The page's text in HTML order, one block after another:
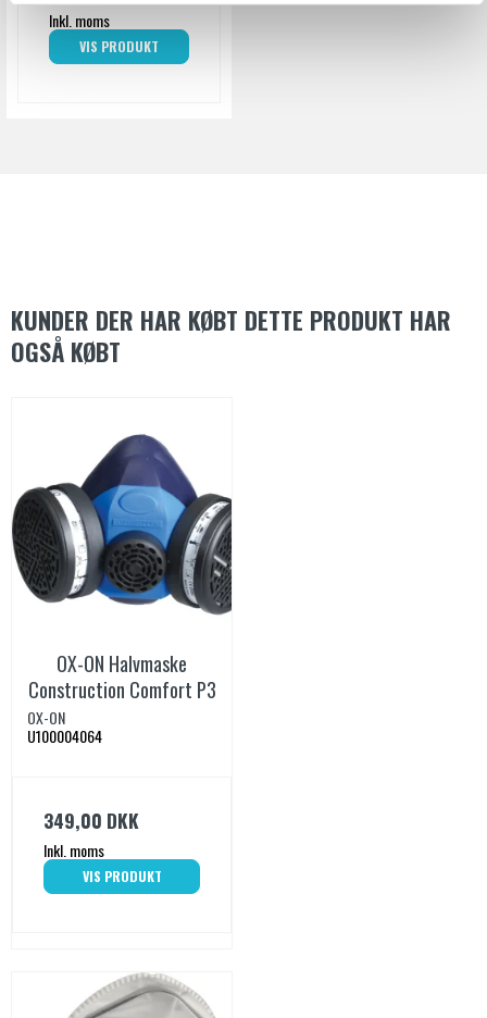
Inkl. moms
VIS PRODUKT
KUNDER DER HAR KØBT DETTE PRODUKT HAR
OGSÅ KØBT
OX-ON Halvmaske
Construction Comfort P3
OX-ON
U100004064
349,00 DKK
Inkl. moms
VIS PRODUKT